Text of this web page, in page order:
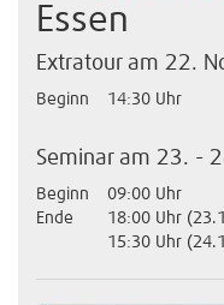
Essen
Extratour am 22.
Beginn 14:30 Uhr
Seminar am 23. -
Beginn
09:00 Uhr
Ende
18:00 Uhr
15:30 Uhr